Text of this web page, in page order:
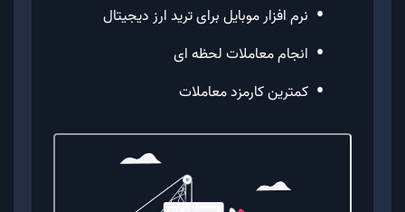
• نرم افزار موبایل برای ترید ارز دیجیتال
• انجام معاملات لحظه ای
• کمترین کارمزد معاملات